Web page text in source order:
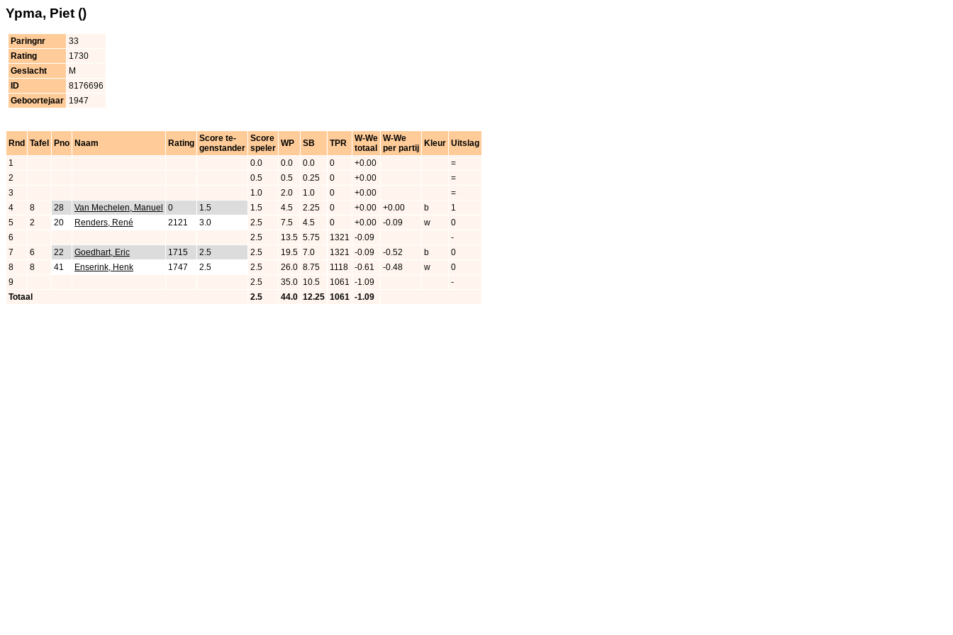
Ypma, Piet ()
Paringnr
33
Rating
1730
Geslacht
M
ID
8176696
Geboortejaar 1947
Rnd Tafel Pno Naam Rating Score te-
genstander
Score
speler WP SB TPR
W-We
totaal
W-We
per partij
Kleur Uitslag
1
0.0 0.0 0.0 0 +0.00
=
2
0.5 0.5 0.25 0 +0.00
=
3
1.0 2.0 1.0 0 +0.00
=
4
8 28 Van Mechelen, Manuel 0 1.5 1.5 4.5 2.25 0 +0.00 +0.00 b
1
5
2 20 Renders, René 2121 3.0 2.5 7.5 4.5 0 +0.00 -0.09 w
0
6
2.5 13.5 5.75 1321 -0.09
-
7
6 22 Goedhart, Eric 1715 2.5 2.5 19.5 7.0 1321 -0.09 -0.52 b
0
8
8 41 Enserink, Henk 1747 2.5 2.5 26.0 8.75 1118 -0.61 -0.48 w
0
9
2.5 35.0 10.5 1061 -1.09
-
Totaal
2.5 44.0 12.25 1061 -1.09